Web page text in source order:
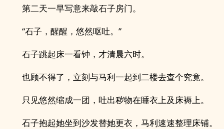
第二天一早写意来敲石子房门。
“石子，醒醒，悠然呕吐。”
石子跳起床一看钟，才清晨六时。
也顾不得了，立刻与马利一起到二楼去查个究竟。
只见悠然缩成一团，吐出秽物在睡衣上及床褥上。
石子抱起她坐到沙发替她更衣，马利速速整理床铺。